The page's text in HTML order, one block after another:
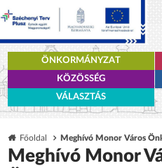
ÖNKORMÁNYZAT
KÖZÖSSÉG
VÁLASZTÁS
Főoldal Meghívó Monor Város
Meghívó Monor